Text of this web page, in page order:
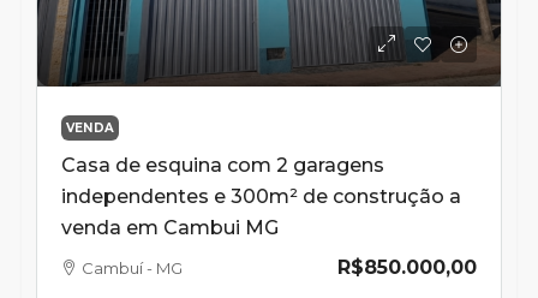
VENDA
Casa de esquina com 2 garagens
independentes e 300m² de construção a
venda em Cambui MG
R$850.000,00
Cambuí - MG